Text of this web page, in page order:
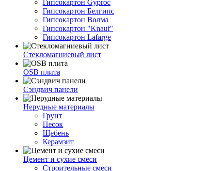
Гипсокартон Gyproc
Гипсокартон Белгипс
Гипсокартон Волма
Гипсокартон "Knauf"
Гипсокартон Lafarge
Стекломагниевый лист
OSB плита
Сэндвич панели
Нерудные материалы
Грунт
Песок
Щебень
Керамзит
Цемент и сухие смеси
Строительные смеси